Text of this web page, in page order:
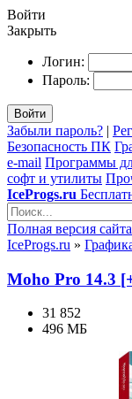
Войти
Закрыть
Логин:
Пароль:
Войти
Забыли пароль? |
Безопасность ПК
e-mail Программы
софт и утилиты
IceProgs.ru
Полная версия сайта
IceProgs.ru »
Moho Pro 14.3
31 852
496 МБ